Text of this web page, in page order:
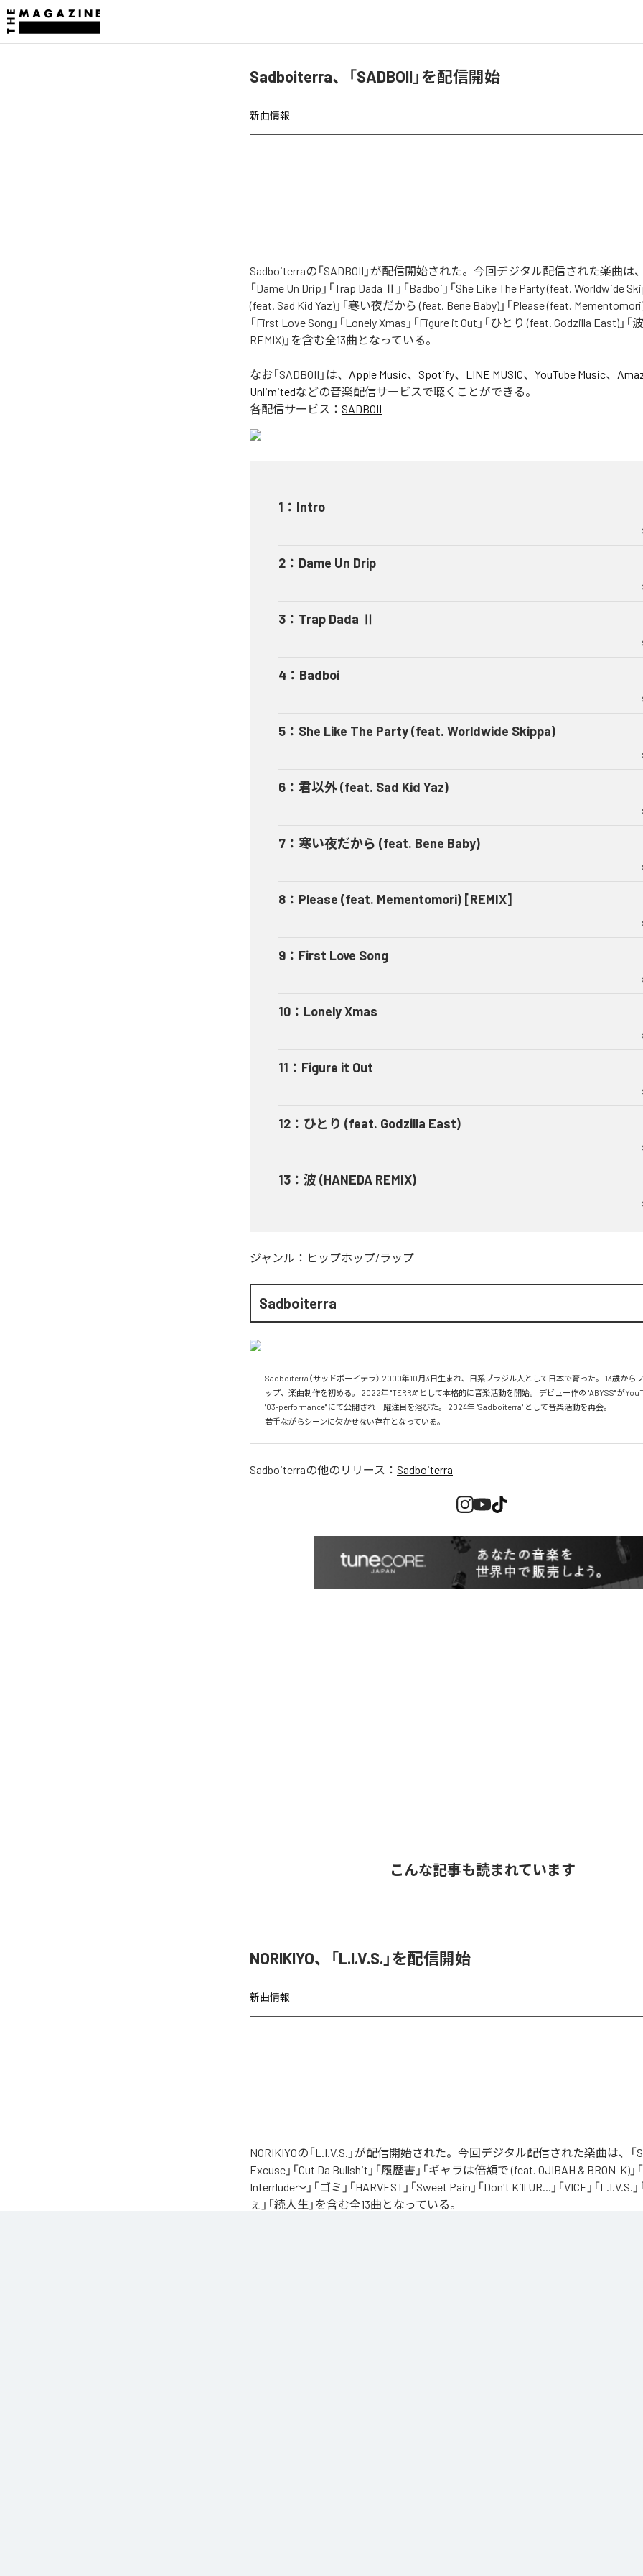
Sadboiterra、「SADBOII」を配信開始
新曲情報
Sadboiterraの「SADBOII」が配信開始された。今回デジタル配信された楽曲は、
「Dame Un Drip」「Trap Dada Ⅱ」「Badboi」「She Like The Party (feat. Worldwide
(feat. Sad Kid Yaz)」「寒い夜だから (feat. Bene Baby)」「Please (feat.
「First Love Song」「Lonely Xmas」「Figure it Out」「ひとり (feat. Godzilla East)」「
REMIX)」を含む全13曲となっている。
なお「SADBOII 」は、 Apple Music、 Spotify、 LINE MUSIC、 YouTube Music、
Unlimitedなどの音楽配信サービスで聴くことができる。
各配信サービス： SADBOII
1 ： Intro
2 ： Dame Un Drip
3 ： Trap Dada Ⅱ
4 ： Badboi
5 ： She Like The Party (feat. Worldwide Skippa)
6 ： 君以外 (feat. Sad Kid Yaz)
7 ： 寒い夜だから (feat. Bene Baby)
8 ： Please (feat. Mementomori) [REMIX]
9 ： First Love Song
10 ： Lonely Xmas
11 ： Figure it Out
12 ： ひとり (feat. Godzilla East)
13 ： 波 (HANEDA REMIX)
ジャンル： ヒップホップ/ラップ
Sadboiterra
Sadboiterra（サッドボーイテラ） 2000年10月3日生まれ、日系ブラジル人として日本で育った。 13歳から
ップ、楽曲制作を初める。 2022年 "TERRA" として本格的に音楽活動を開始。 デビュー作の "ABYSS" が
"03-performance" にて公開され一躍注目を浴びた。 2024年 "Sadboiterra" として音楽活動を再会。
若手ながらシーンに欠かせない存在となっている。
Sadboiterraの他のリリース： Sadboiterra
こんな記事も読まれています
NORIKIYO、「L.I.V.S.」を配信開始
新曲情報
NORIKIYOの「L.I.V.S.」が配信開始された。今回デジタル配信された楽曲は、「
Excuse」「Cut Da Bullshit」「履歴書」「ギャラは倍額で (feat. OJIBAH & BRON-K)」
Interrlude～」「ゴミ」「HARVEST」「Sweet Pain」「Don't Kill UR...」「VICE」「L.I.V.S.
ぇ」「続人生」を含む全13曲となっている。